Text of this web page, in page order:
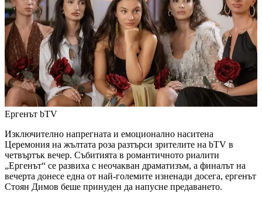
Ергенът bTV
Изключително напрегната и емоционално наситена
Церемония на жълтата роза разтърси зрителите на bTV в
четвъртък вечер. Събитията в романтичното риалити
„Ергенът“ се развиха с неочакван драматизъм, а финалът на
вечерта донесе една от най-големите изненади досега, ергенът
Стоян Димов беше принуден да напусне предаването.